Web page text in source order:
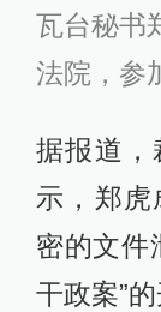
瓦台秘书
法院，参
据报道，
示，郑
密的文件
干政案”的